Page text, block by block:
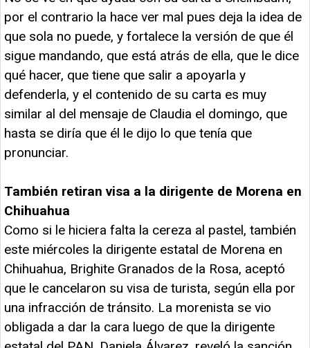
por el contrario la hace ver mal pues deja la idea de
que sola no puede, y fortalece la versión de que él
sigue mandando, que está atrás de ella, que le dice
qué hacer, que tiene que salir a apoyarla y
defenderla, y el contenido de su carta es muy
similar al del mensaje de Claudia el domingo, que
hasta se diría que él le dijo lo que tenía que
pronunciar.
También retiran visa a la dirigente de Morena en
Chihuahua
Como si le hiciera falta la cereza al pastel, también
este miércoles la dirigente estatal de Morena en
Chihuahua, Brighite Granados de la Rosa, aceptó
que le cancelaron su visa de turista, según ella por
una infracción de tránsito. La morenista se vio
obligada a dar la cara luego de que la dirigente